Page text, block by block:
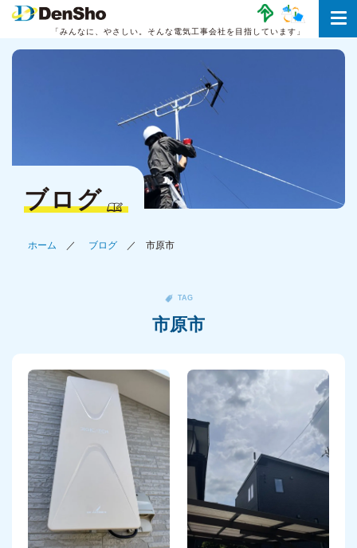
「みんなに、やさしい。 そんな電気工事会社を目指しています」
ブログ
ホーム ブログ 市原市
TAG
市原市